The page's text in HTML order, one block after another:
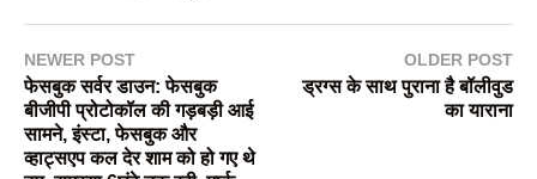
NEWER POST
फेसबुक सर्वर डाउन: फेसबुक
बीजीपी प्रोटोकॉल की गड़बड़ी आई
सामने, इंस्टा, फेसबुक और
व्हाट्सएप कल देर शाम को हो गए थे
OLDER POST
ड्रग्स के साथ पुराना है बॉलीवुड
का याराना